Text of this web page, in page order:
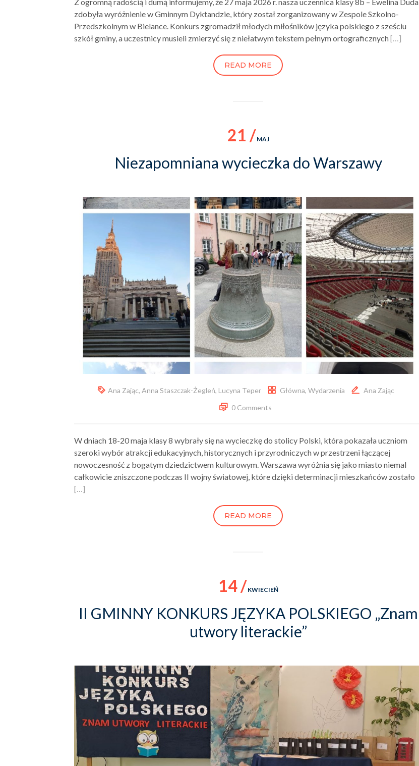
zdobyła wyróżnienie w Gminnym Dyktandzie, który został zorganizowany w Zespole Szkolno-
Przedszkolnym w Bielance. Konkurs zgromadził młodych miłośników języka polskiego z sześciu
szkół gminy, a uczestnicy musieli zmierzyć się z niełatwym tekstem pełnym ortograficznych[…]
READ MORE
21 / MAJ
Niezapomniana wycieczka do Warszawy
Ana Zając, Anna Staszczak-Żegleń, Lucyna Teper Główna, Wydarzenia
Ana Zając
0 Comments
W dniach 18-20 maja klasy 8 wybrały się na wycieczkę do stolicy Polski, która pokazała uczniom
szeroki wybór atrakcji edukacyjnych, historycznych i przyrodniczych w przestrzeni łączącej
nowoczesność z bogatym dziedzictwem kulturowym. Warszawa wyróżnia się jako miasto niemal
całkowicie zniszczone podczas II wojny światowej, które dzięki determinacji mieszkańców zostało
[…]
READ MORE
14 / KWIECIEŃ
II GMINNY KONKURS JĘZYKA POLSKIEGO „Znam
utwory literackie”